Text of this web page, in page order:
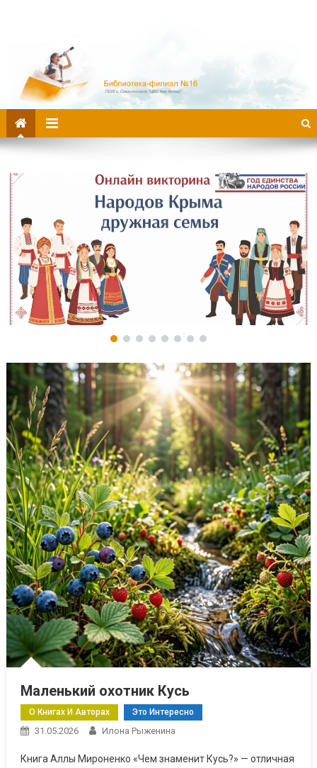
Маленький охотник Кусь
О Книгах И Авторах Это Интересно
31.05.2026 Илона Рыженина
Книга Аллы Мироненко «Чем знаменит Кусь?» — отличная